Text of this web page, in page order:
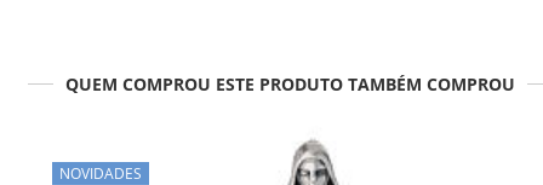
QUEM COMPROU ESTE PRODUTO TAMBÉM COMPROU
NOVIDADES